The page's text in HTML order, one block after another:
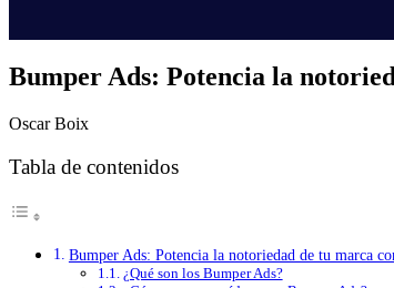
Bumper Ads: Potencia la
Oscar Boix
Tabla de contenidos
Bumper Ads: Potencia la notoriedad de tu marca
¿Qué son los Bumper Ads?